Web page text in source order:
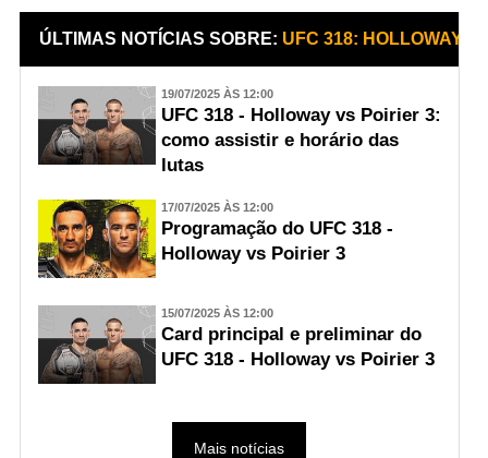
ÚLTIMAS NOTÍCIAS SOBRE: UFC 318: HOLLOWAY
19/07/2025 ÀS 12:00
UFC 318 - Holloway vs Poirier 3:
como assistir e horário das
lutas
17/07/2025 ÀS 12:00
Programação do UFC 318 -
Holloway vs Poirier 3
15/07/2025 ÀS 12:00
Card principal e preliminar do
UFC 318 - Holloway vs Poirier 3
Mais notícias